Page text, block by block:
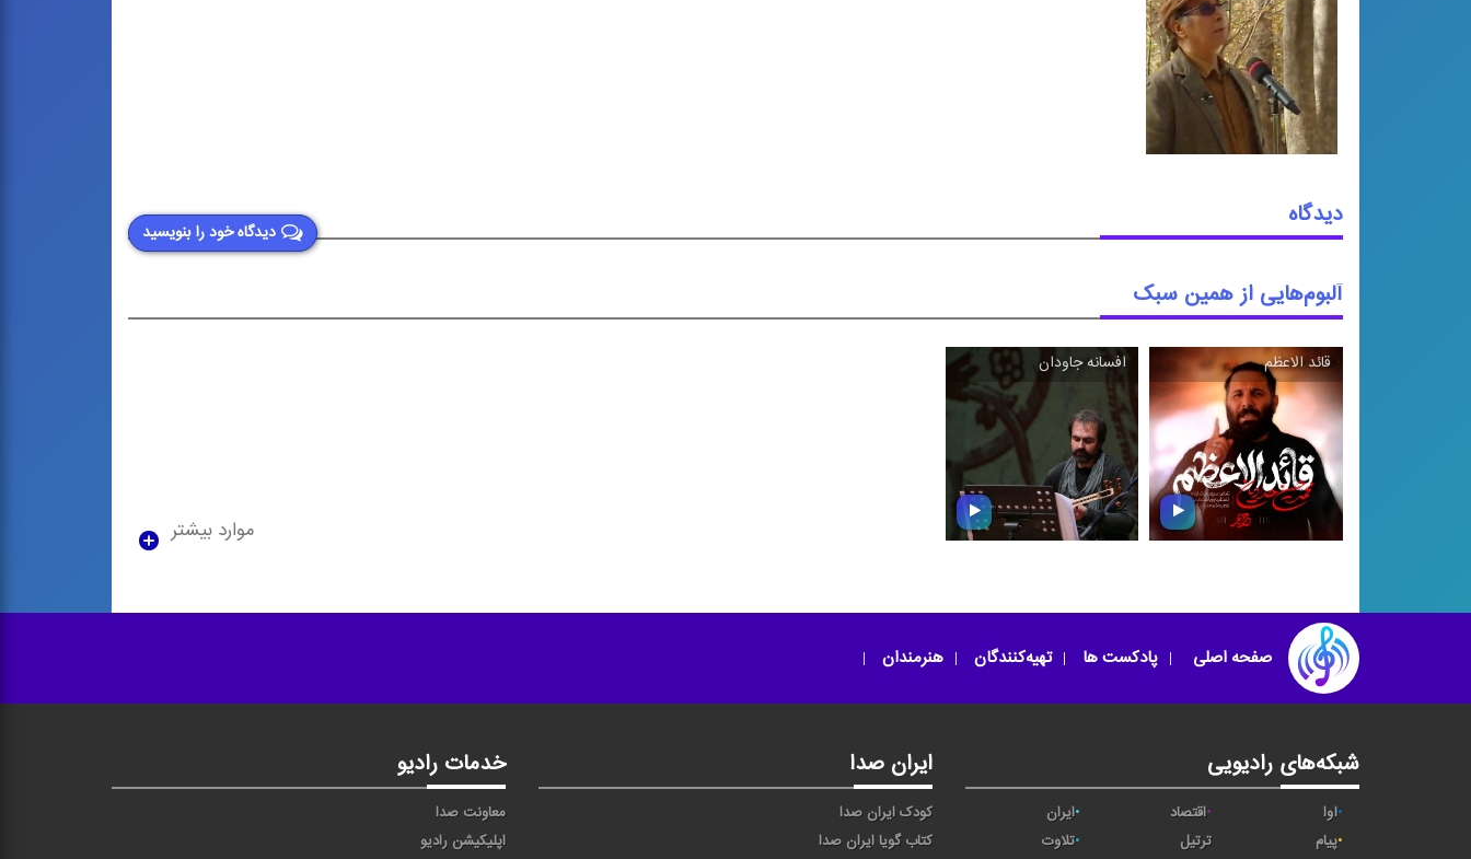
دیدگاه خود را بنویسید
دیدگاه
آلبوم‌هایی از همین سبک
قائد الاعظم\
قائد الاعظم
افسانه جاودان\
افسانه جاودان
موارد بیشتر
صفحه اصلی پادکست ها تهیه‌کنندگان هنرمندان
شبکه‌های رادیویی
آوا اقتصاد
ایران
پیام
ترتیل
تلاوت
ایران صدا
کودک ایران صدا
کتاب گویا ایران صدا
خدمات رادیو
معاونت صدا
اپلیکیشن رادیو